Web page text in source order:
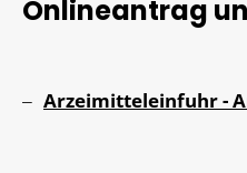
Onlineantrag
Arzeimitteleinfuhr -